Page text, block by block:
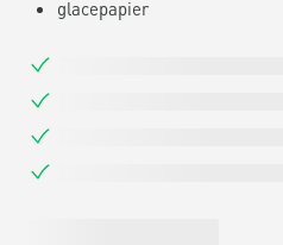
glacepapier